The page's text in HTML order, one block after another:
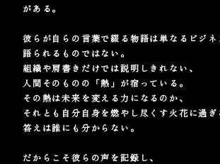
がある。
彼らが自らの言葉で綴る物語は単なるビジネ
語られるものではない。
組織や肩書きだけでは説明しきれない、
人間そのものの「熱」が宿っている。
その熱は未来を変える力になるのか、
それとも自分自身を燃やし尽くす火花に過ぎ
答えは誰にも分からない。
だからこそ彼らの声を記録し、